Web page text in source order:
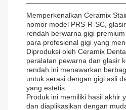
Memperkenalkan Ceramix
nomor model PRS-R-SC,
rendah berwarna gigi
para profesional gigi yang
Diproduksi oleh Ceramix
peralatan pewarna dan glasir
rendah ini menawarkan
untuk serasi dengan gigi asli
yang estetis.
Produk ini memiliki hasil akhir
dan diaplikasikan dengan